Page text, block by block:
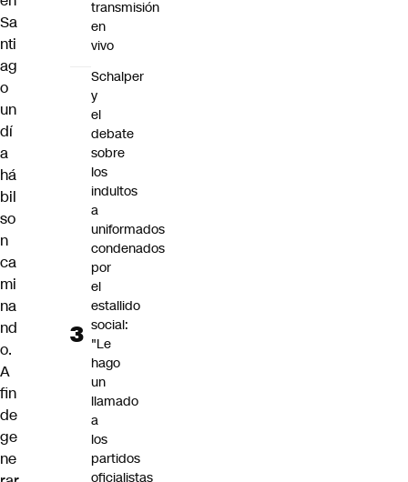
Sa
nti
ag
o
un
dí
a
há
bil
so
n
ca
mi
na
nd
o.
A
fin
de
ge
ne
transmisión
en
vivo
Schalper
y
el
debate
sobre
los
indultos
a
uniformados
condenados
por
el
estallido
social:
"Le
hago
un
llamado
a
los
partidos
oficialistas